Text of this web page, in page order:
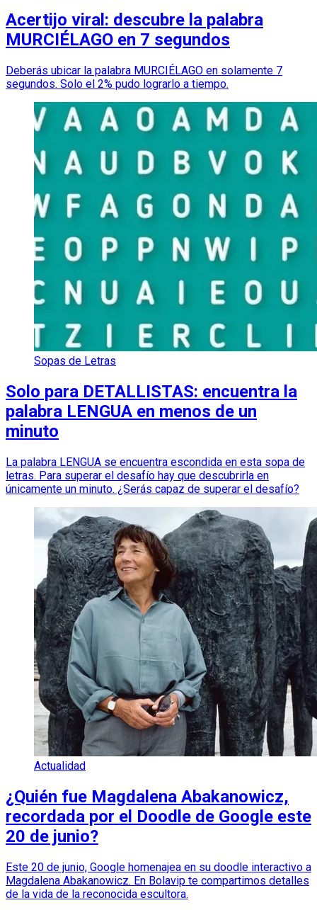
Acertijo viral: descubre la palabra
MURCIÉLAGO en 7 segundos
Deberás ubicar la palabra MURCIÉLAGO en solamente 7
segundos. Solo el 2% pudo lograrlo a tiempo.
Sopas de Letras
Solo para DETALLISTAS: encuentra la
palabra LENGUA en menos de un
minuto
La palabra LENGUA se encuentra escondida en esta sopa de
letras. Para superar el desafío hay que descubrirla en
únicamente un minuto. ¿Serás capaz de superar el desafío?
Actualidad
¿Quién fue Magdalena Abakanowicz,
recordada por el Doodle de Google este
20 de junio?
Este 20 de junio, Google homenajea en su doodle interactivo a
Magdalena Abakanowicz. En Bolavip te compartimos detalles
de la vida de la reconocida escultora.